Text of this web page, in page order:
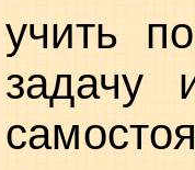
учить
задачу
самосто­